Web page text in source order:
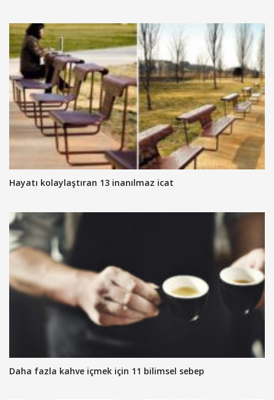
Hayatı kolaylaştıran 13 inanılmaz icat
Daha fazla kahve içmek için 11 bilimsel sebep